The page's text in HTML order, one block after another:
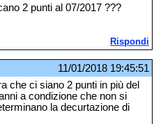
2 punti al 07/2017 ???
Rispondi
11/01/2018 19:45:51
che ci siano 2 punti in più del
a condizione che non si
la decurtazione di